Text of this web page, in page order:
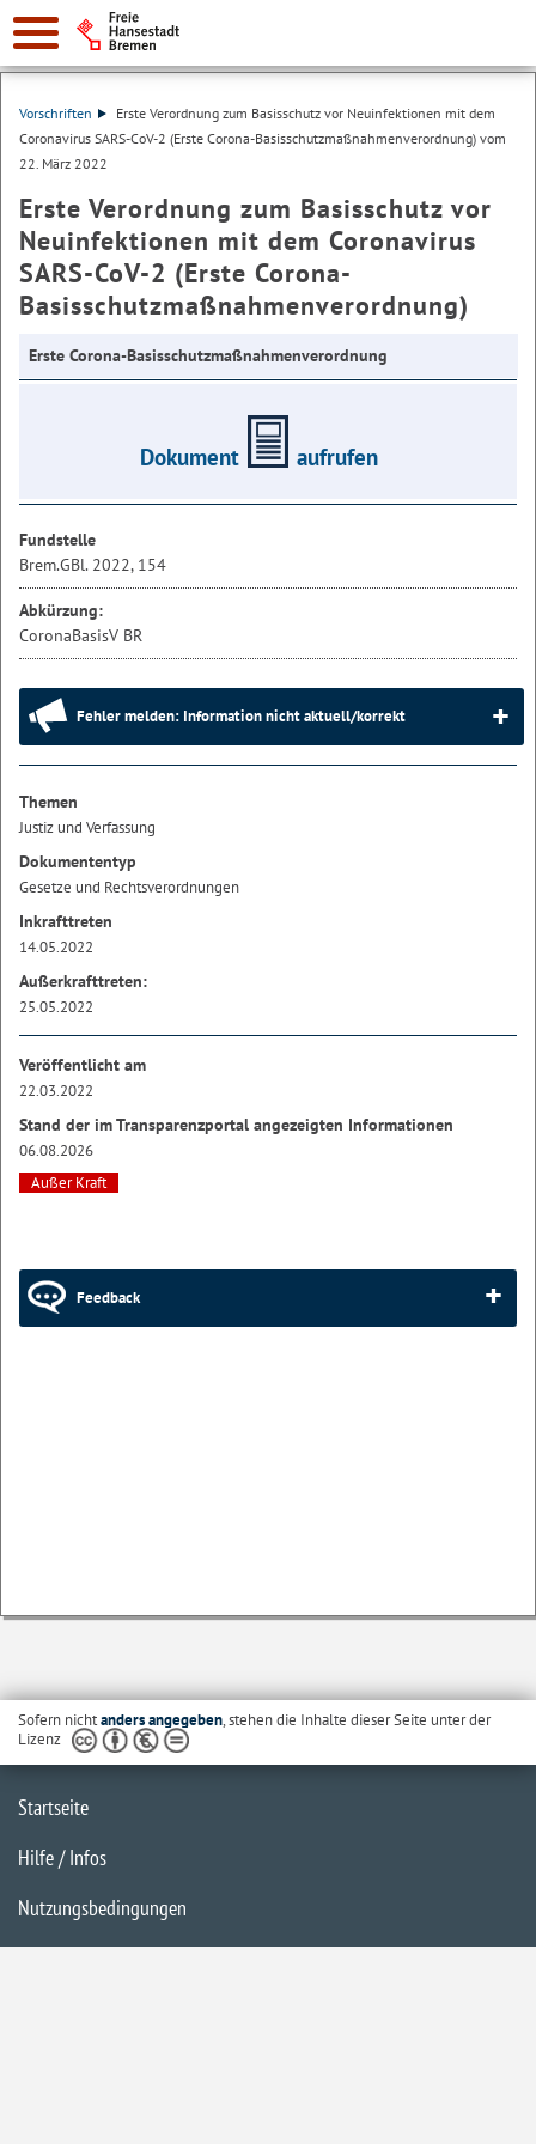
Vorschriften
Erste Verordnung zum Basisschutz vor Neuinfektionen mit dem
Coronavirus SARS-CoV-2 (Erste Corona-Basisschutzmaßnahmenverordnung) vom
22. März 2022
Erste Verordnung zum Basisschutz vor
Neuinfektionen mit dem Coronavirus
SARS-CoV-2 (Erste Corona-
Basisschutzmaßnahmenverordnung)
Erste Corona-Basisschutzmaßnahmenverordnung
Dokument aufrufen
Fundstelle
Brem.GBl. 2022, 154
Abkürzung:
CoronaBasisV BR
Fehler melden: Information nicht aktuell/korrekt
Themen
Justiz und Verfassung
Dokumententyp
Gesetze und Rechtsverordnungen
Inkrafttreten
14.05.2022
Außerkrafttreten:
25.05.2022
Veröffentlicht am
22.03.2022
Stand der im Transparenzportal angezeigten Informationen
06.08.2026
Außer Kraft
Feedback
Sofern nichtanders angegeben, stehen die Inhalte dieser Seite unter der
Lizenz
Startseite
Hilfe / Infos
Nutzungsbedingungen